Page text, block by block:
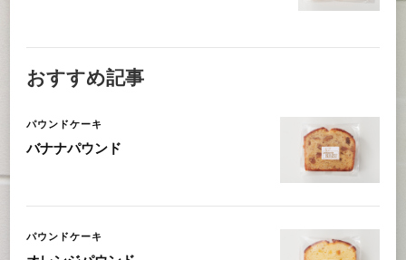
おすすめ記事
パウンドケーキ
バナナパウンド
パウンドケーキ